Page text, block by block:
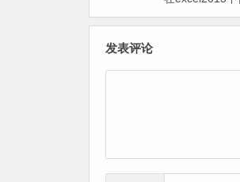
发表评论